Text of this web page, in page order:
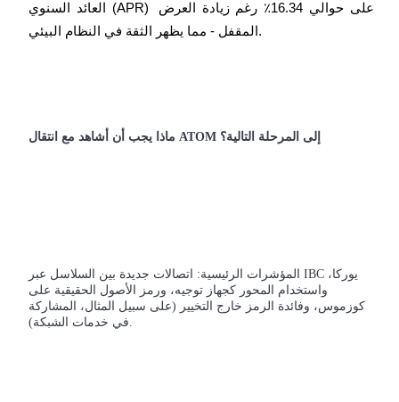
العائد السنوي (APR) على حوالي 16.34٪ رغم زيادة العرض
المقفل - مما يظهر الثقة في النظام البيئي.
ماذا يجب أن أشاهد مع انتقال ATOM إلى المرحلة التالية؟
المؤشرات الرئيسية: اتصالات جديدة بين السلاسل عبر IBC يوركا،
واستخدام المحور كجهاز توجيه، ورمز الأصول الحقيقية على
كوزموس، وفائدة الرمز خارج التخيير (على سبيل المثال، المشاركة